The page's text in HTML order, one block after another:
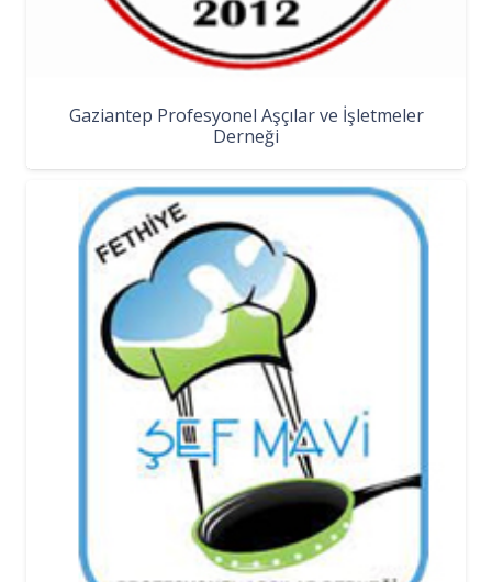
Gaziantep Profesyonel Aşçılar ve İşletmeler
Derneği